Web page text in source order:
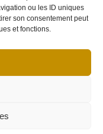
ou les ID uniques
son consentement peut
et fonctions.
droits réservés.
confidentialité|Imprint|